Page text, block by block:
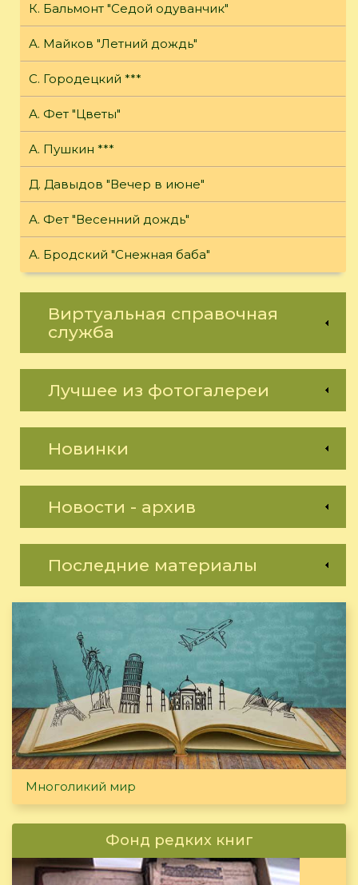
К. Бальмонт "Седой одуванчик"
А. Майков "Летний дождь"
С. Городецкий ***
А. Фет "Цветы"
А. Пушкин ***
Д. Давыдов "Вечер в июне"
А. Фет "Весенний дождь"
А. Бродский "Снежная баба"
Виртуальная справочная
служба
Лучшее из фотогалереи
Новинки
Новости - архив
Последние материалы
Многоликий мир
Фонд редких книг